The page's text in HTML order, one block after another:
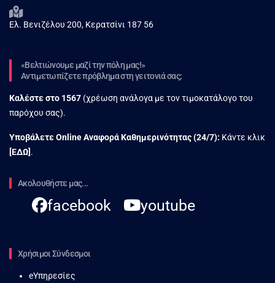
Ελ. Βενιζέλου 200, Κερατσίνι 187 56
«Βελτιώνουμε μαζί την πόλη μας!»
Αντιμετωπίζετε πρόβλημα στη γειτονιά σας;
Καλέστε στο 1567 (χρέωση ανάλογα με τον τιμοκατάλογο του
παρόχου σας).
Υποβάλετε Online Αναφορά Kαθημερινότητας (24/7): Κάντε κλικ
[ΕΔΩ] .
Ακολουθήστε μας...
facebook youtube
Χρήσιμοι Σύνδεσμοι
eΥπηρεσίες